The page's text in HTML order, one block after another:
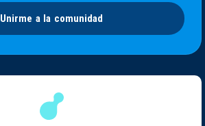
Unirme a la comunidad